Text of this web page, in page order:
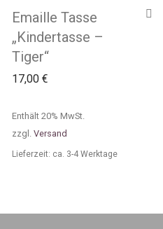
Emaille Tasse
„Kindertasse –
Tiger“
17,00 €
Enthält 20% MwSt.
zzgl. Versand
Lieferzeit: ca. 3-4 Werktage